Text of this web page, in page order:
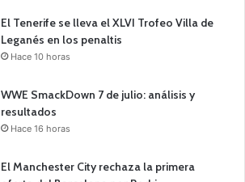
El Tenerife se lleva el XLVI Trofeo Villa de
Leganés en los penaltis
Hace 10 horas
WWE SmackDown 7 de julio: análisis y
resultados
Hace 16 horas
El Manchester City rechaza la primera